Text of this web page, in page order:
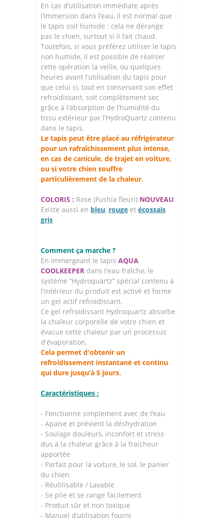
En cas d’utilisation immédiate après
l’immersion dans l’eau, il est normal que
le tapis soit humide : cela ne dérange
pas le chien, surtout si il fait chaud.
Toutefois, si vous préférez utiliser le tapis
non humide, il est possible de réaliser
cette opération la veille, ou quelques
heures avant l’utilisation du tapis pour
que celui ci, tout en conservant son effet
refroidissant, soit complètement sec
grâce à l’absorption de l’humidité du
tissu extérieur par l’HydroQuartz contenu
dans le tapis.
Le tapis peut être placé au réfrigérateur
pour un rafraîchissement plus intense,
en cas de canicule, de trajet en voiture,
ou si votre chien souffre
particulièrement de la chaleur.
COLORIS : Rose (Fushia fleuri) NOUVEAU
Existe aussi en bleu, rouge et écossais
gris
Comment ça marche ?
En immergeant le tapis AQUA
COOLKEEPER dans l'eau fraîche, le
système “Hydroquartz” spécial contenu à
l'intérieur du produit est activé et forme
un gel actif refroidissant.
Ce gel refroidissant Hydroquartz absorbe
la chaleur corporelle de votre chien et
évacue cette chaleur par un processus
d'évaporation.
Cela permet d'obtenir un
refroidissement instantané et continu
qui dure jusqu’à 5 jours.
Caractéristiques :
- Fonctionne simplement avec de l’eau
- Apaise et prévient la déshydration
- Soulage douleurs, inconfort et stress
dus à la chaleur grâce à la fraicheur
apportée
- Parfait pour la voiture, le sol, le panier
du chien
- Réutilisable / Lavable
- Se plie et se range facilement
- Produit sûr et non toxique
- Manuel d’utilisation fourni